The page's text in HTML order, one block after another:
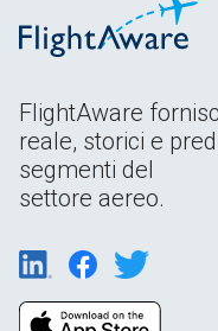
FlightAware
reale, storici e
segmenti del
settore aereo.